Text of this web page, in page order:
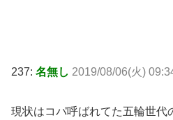
237: 名無し 2019/08/06(火)
現状はコパ呼ばれてた五輪世代